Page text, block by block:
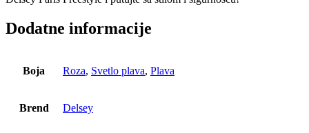
Dodatne informacije
Boja Roza, Svetlo plava, Plava
Brend Delsey